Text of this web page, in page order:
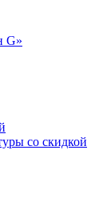
G»
со скидкой